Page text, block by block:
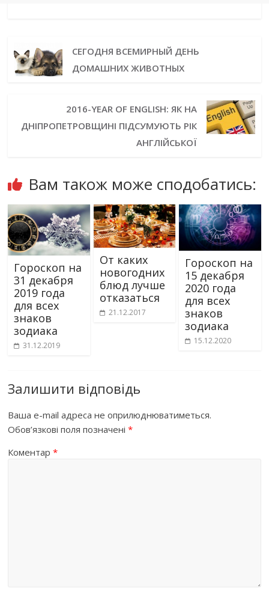
СЕГОДНЯ ВСЕМИРНЫЙ ДЕНЬ
ДОМАШНИХ ЖИВОТНЫХ
2016-YEAR OF ENGLISH: ЯК НА
ДНІПРОПЕТРОВЩИНІ ПІДСУМУЮТЬ РІК
АНГЛІЙСЬКОЇ
Вам також може сподобатись:
Гороскоп на
31 декабря
2019 года
для всех
знаков
зодиака
31.12.2019
От каких
новогодних
блюд лучше
отказаться
21.12.2017
Гороскоп на
15 декабря
2020 года
для всех
знаков
зодиака
15.12.2020
Залишити відповідь
Ваша e-mail адреса не оприлюднюватиметься.
Обов’язкові поля позначені*
Коментар*